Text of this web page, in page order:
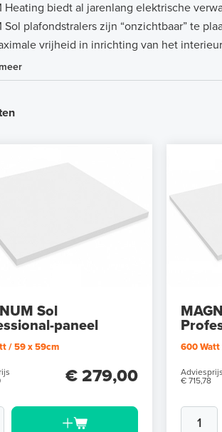
Heating biedt al jarenlang elektrische
Sol plafondstralers zijn “onzichtbaar” te
vrijheid in inrichting van het
Sol
paneel
/ 59 x 59cm
€ 279,00
600 Watt
Adviesprijs
€ 715,78